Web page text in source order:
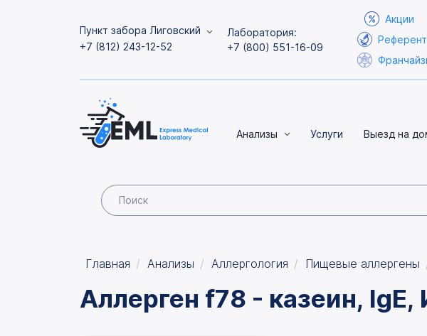
Пункт забора Лиговский
+7 (812) 243-12-52
Лаборатория:
+7 (800) 551-16-09
Акции
Анализы Услуги Выезд на
Главная Анализы Аллергология Пищевые аллергены
Аллерген f78 - казеин,